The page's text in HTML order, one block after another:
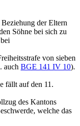
der Eltern
Söhne bei sich zu
von sieben
auch BGE 141 IV 10).
fällt auf den 11.
des Kantons
welche das